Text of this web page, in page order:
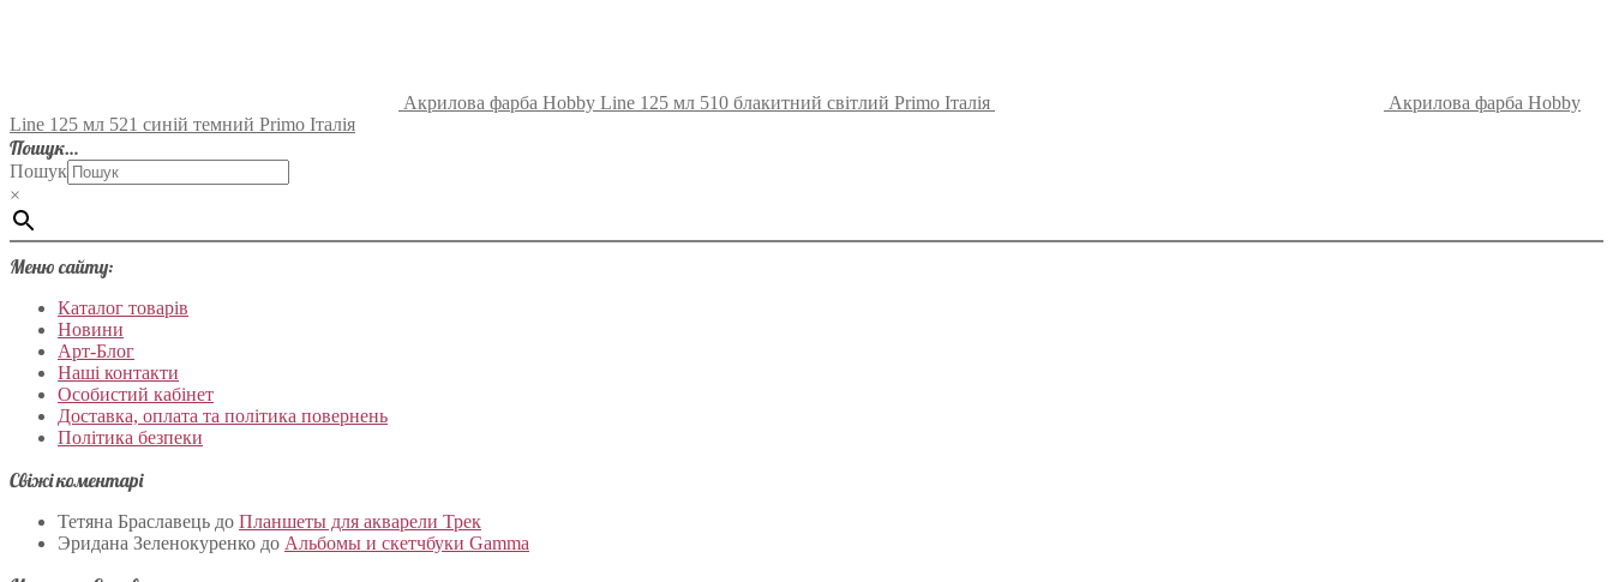
Акрилова фарба Hobby Line 125 мл 510 блакитний світлий Primo Італія
Акрилова фарба Hobby
Line 125 мл 521 синій темний Primo Італія
Пошук…
Пошук
×
Меню сайту:
Каталог товарів
Новини
Арт-Блог
Наші контакти
Особистий кабінет
Доставка, оплата та політика повернень
Політика безпеки
Свіжі коментарі
Тетяна Браславець до Планшеты для акварели Трек
Эридана Зеленокуренко до Альбомы и скетчбуки Gamma